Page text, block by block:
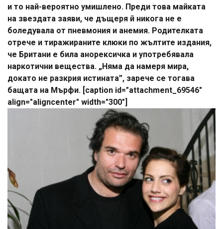
и то най-вероятно умишлено. Преди това майката
на звездата заяви, че дъщеря й никога не е
боледувала от пневмония и анемия. Родителката
отрече и тиражираните клюки по жълтите издания,
че Британи е била анорексичка и употребявала
наркотични вещества. „Няма да намеря мира,
докато не разкрия истината”, зарече се тогава
бащата на Мърфи. [caption id="attachment_69546"
align="aligncenter" width="300"]